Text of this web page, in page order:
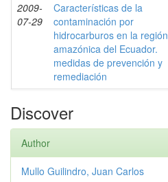
2009-
07-29
Características de la
contaminación por
hidrocarburos en la región
amazónica del Ecuador.
medidas de prevención y
remediación
Discover
Author
Mullo Guilindro, Juan Carlos